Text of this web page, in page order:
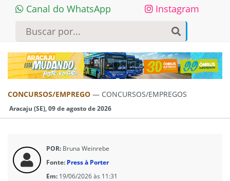
Canal do WhatsApp Instagram
CONCURSOS/EMPREGO — CONCURSOS/EMPREGOS
Aracaju (SE), 09 de agosto de 2026
POR: Bruna Weinrebe
Fonte: Press à Porter
Em: 19/06/2026 às 11:31